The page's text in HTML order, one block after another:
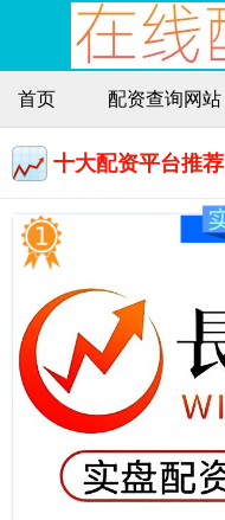
首页 配资查询网站
十大配资平台推荐